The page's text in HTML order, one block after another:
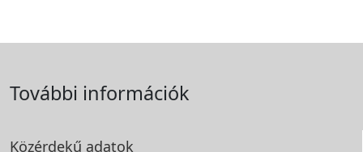
További információk
Közérdekű adatok